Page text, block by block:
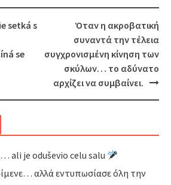
setká s
se
Όταν η ακροβατική
συναντά την τέλεια
συγχρονισμένη κίνηση των
σκύλων… το αδύνατο
αρχίζει να συμβαίνει.
ali je oduševio celu salu
αλλά εντυπωσίασε όλη την